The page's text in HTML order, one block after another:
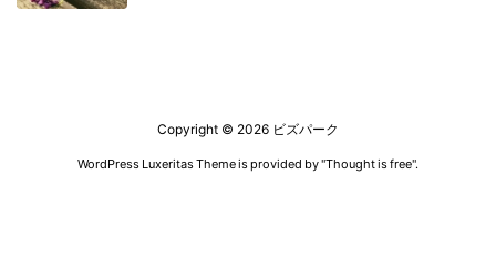
Copyright © 2026 ビズパーク
WordPress Luxeritas Theme is provided by "Thought is free".